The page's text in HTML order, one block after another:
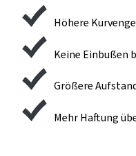
Höhere
Keine Einbußen
Größere
Mehr Haftung